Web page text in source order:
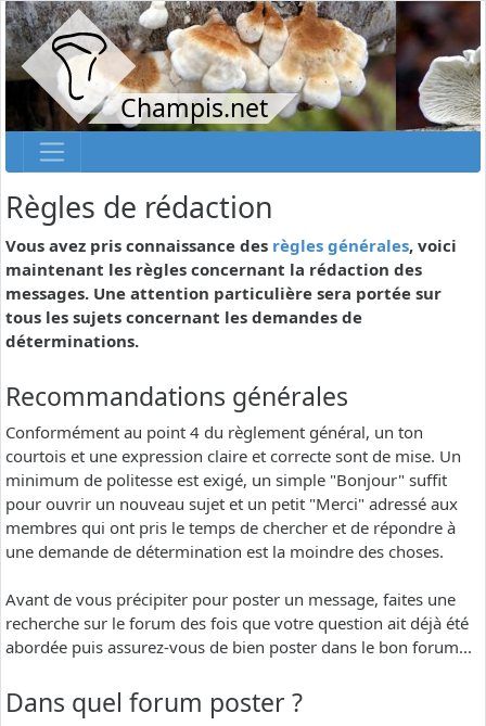
Champis.net
Règles de rédaction
Vous avez pris connaissance des règles générales, voici
maintenant les règles concernant la rédaction des
messages. Une attention particulière sera portée sur
tous les sujets concernant les demandes de
déterminations.
Recommandations générales
Conformément au point 4 du règlement général, un ton
courtois et une expression claire et correcte sont de mise. Un
minimum de politesse est exigé, un simple "Bonjour" suffit
pour ouvrir un nouveau sujet et un petit "Merci" adressé aux
membres qui ont pris le temps de chercher et de répondre à
une demande de détermination est la moindre des choses.
Avant de vous précipiter pour poster un message, faites une
recherche sur le forum des fois que votre question ait déjà été
abordée puis assurez-vous de bien poster dans le bon forum...
Dans quel forum poster ?